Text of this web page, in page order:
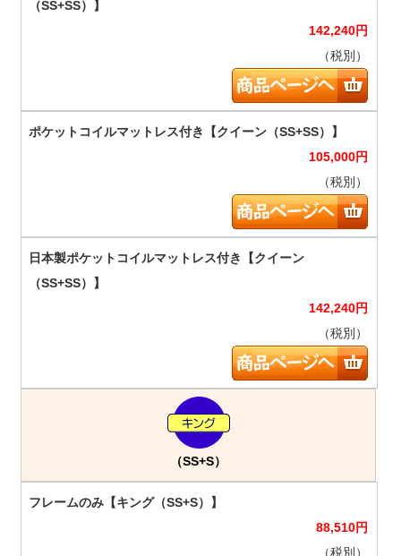
142,240円
（税別）
105,000円
（税別）
142,240円
（税別）
（SS+S）
88,510円
（税別）